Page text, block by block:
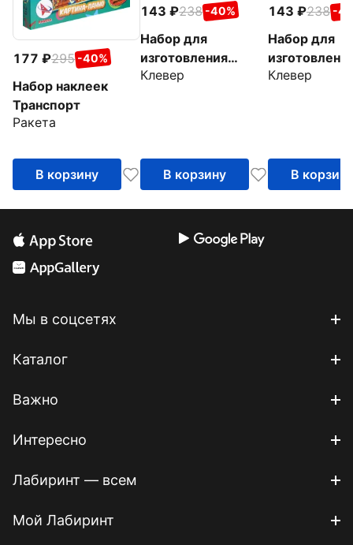
177 295 -40%
Набор наклеек
Транспорт
Ракета
В корзину
143 238 -40%
Набор для
изготовления
картины Барашек
Клевер
В корзину
143 238 -
Набор для
картины
Клевер
В корзину
Мы в соцсетях
Каталог
Важно
Интересно
Лабиринт — всем
Мой Лабиринт